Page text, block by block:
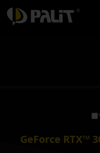
GeForce RTX™